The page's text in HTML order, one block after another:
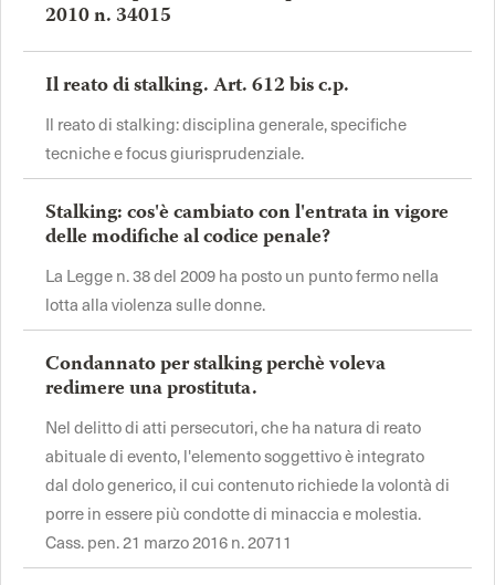
2010 n. 34015
Il reato di stalking. Art. 612 bis c.p.
Il reato di stalking: disciplina generale, specifiche
tecniche e focus giurisprudenziale.
Stalking: cos'è cambiato con l'entrata in vigore
delle modifiche al codice penale?
La Legge n. 38 del 2009 ha posto un punto fermo nella
lotta alla violenza sulle donne.
Condannato per stalking perchè voleva
redimere una prostituta.
Nel delitto di atti persecutori, che ha natura di reato
abituale di evento, l'elemento soggettivo è integrato
dal dolo generico, il cui contenuto richiede la volontà di
porre in essere più condotte di minaccia e molestia.
Cass. pen. 21 marzo 2016 n. 20711